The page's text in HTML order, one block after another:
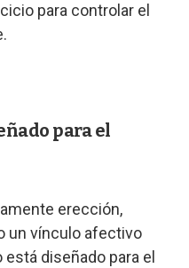
para controlar el
para el
erección,
un vínculo afectivo
diseñado para el